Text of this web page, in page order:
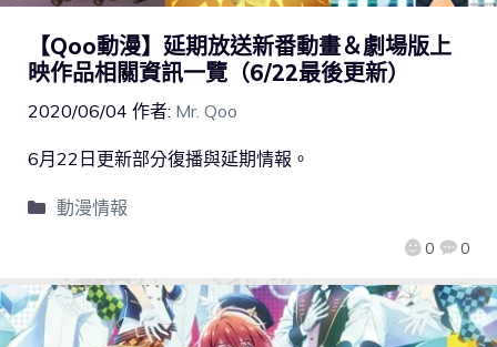
【Qoo動漫】延期放送新番動畫＆劇場版上
映作品相關資訊一覽（6/22最後更新）
2020/06/04 作者: Mr. Qoo
0 0
6月22日更新部分復播與延期情報。
動漫情報